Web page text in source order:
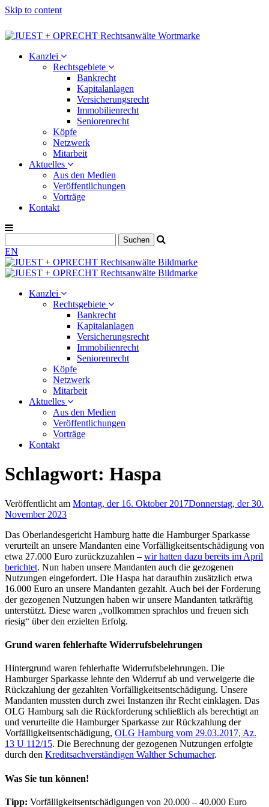
Skip to content
Kanzlei
Rechtsgebiete
Bankrecht
Kapitalanlagen
Versicherungsrecht
Immobilienrecht
Seniorenrecht
Köpfe
Netzwerk
Mitarbeit
Aktuelles
Aus den Medien
Veröffentlichungen
Vorträge
Kontakt
EN
Kanzlei
Rechtsgebiete
Bankrecht
Kapitalanlagen
Versicherungsrecht
Immobilienrecht
Seniorenrecht
Köpfe
Netzwerk
Mitarbeit
Aktuelles
Aus den Medien
Veröffentlichungen
Vorträge
Kontakt
Schlagwort: Haspa
Veröffentlicht am Montag, der 16. Oktober 2017Donnerstag, der 30.
November 2023
Das Oberlandesgericht Hamburg hatte die Hamburger Sparkasse
verurteilt an unsere Mandanten eine Vorfälligkeitsentschädigung von
etwa 27.000 Euro zurückzuzahlen – wir hatten dazu bereits im April
berichtet. Nun haben unsere Mandanten auch die gezogenen
Nutzungen eingefordert. Die Haspa hat daraufhin zusätzlich etwa
16.000 Euro an unsere Mandanten gezahlt. Auch bei der Forderung
der gezogenen Nutzungen haben wir unsere Mandanten tatkräftig
unterstützt. Diese waren „vollkommen sprachlos und freuen sich
riesig“ über den erzielten Erfolg.
Grund waren fehlerhafte Widerrufsbelehrungen
Hintergrund waren fehlerhafte Widerrufsbelehrungen. Die
Hamburger Sparkasse lehnte den Widerruf ab und verweigerte die
Rückzahlung der gezahlten Vorfälligkeitsentschädigung. Unsere
Mandanten mussten durch zwei Instanzen ihr Recht einklagen. Das
OLG Hamburg sah die Rückforderung schließlich als berechtigt an
und verurteilte die Hamburger Sparkasse zur Rückzahlung der
Vorfälligkeitsentschädigung, OLG Hamburg vom 29.03.2017, Az.
13 U 112/15. Die Berechnung der gezogenen Nutzungen erfolgte
durch den Kreditsachverständigen Walther Schumacher.
Was Sie tun können!
Tipp: Vorfälligkeitsentschädigungen von 20.000 – 40.000 Euro